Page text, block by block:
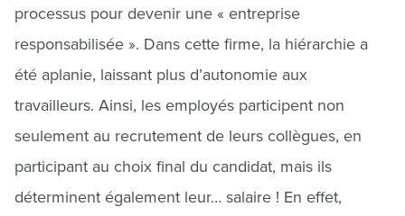
processus pour devenir une « entreprise
responsabilisée ». Dans cette firme, la hiérarchie a
été aplanie, laissant plus d’autonomie aux
travailleurs. Ainsi, les employés participent non
seulement au recrutement de leurs collègues, en
participant au choix final du candidat, mais ils
déterminent également leur… salaire ! En effet,